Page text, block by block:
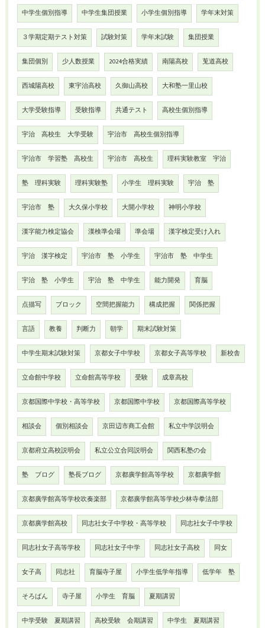
中学生個別指導 中学生集団授業 小学生個別指導 学年末対策
３学期定期テスト対策 試験対策 学年末試験 集団授業
集団個別 少人数授業 2024合格実績 南陽高校 莵道高校
西城陽高校 東宇治高校 久御山高校 大和塾一里山校
大学受験指導 受験指導 共通テスト 高校生個別指導
宇治 高校生 大学受験 宇治市 高校生個別指導
宇治市 学習塾 高校生 宇治市 高校生 理科実験教室 宇治
塾 理科実験 理科実験塾 小学生 理科実験 宇治 塾
宇治市 塾 大久保小学校 大開小学校 神明小学校
漢字能力検定協会 漢検準会場 準会場 漢字検定受け入れ
宇治 漢字検定 宇治市 塾 小学生 宇治市 塾 中学生
宇治 塾 小学生 宇治 塾 中学生 能力開発 育脳
点描写 ブロック 空間把握能力 構成把握 関係把握
言語 教養 判断力 朝学 期末試験対策
中学生期末試験対策 京都女子中学校 京都女子高等学校 新校舎
立命館中学校 立命館高等学校 受験 成章高校
京都国際中学校・高等学校 京都国際中学校 京都国際高等学校
相談会 個別相談会 京田辺市商工会館 私立中学説明会
京都府立高校説明会 私立公立合同説明会 関西私塾の会
塾 ブログ 塾長ブログ 京都廣学館高等学校 京都廣学館
京都廣学館高等学校吹奏楽部 京都廣学館高等学校少林寺拳法部
京都廣学館高校 同志社女子中学校・高等学校 同志社女子中学校
同志社女子高等学校 同志社女子中学 同志社女子高校 同女
女子高 同志社 育脳寺子屋 小学生低学年指導 低学年 塾
そろばん 寺子屋 小学生 育脳 夏期講習
中学受験 夏期講習 高校受験 会期講習 中学生 夏期講習